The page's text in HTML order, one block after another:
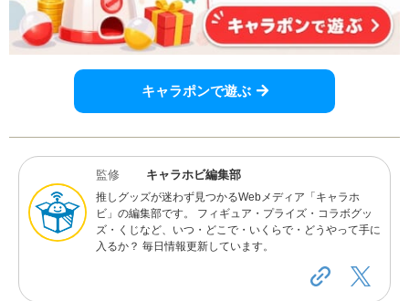
キャラポンで遊ぶ
監修 キャラホビ編集部
推しグッズが迷わず見つかるWebメディア「キャラホ
ビ」の編集部です。 フィギュア・プライズ・コラボグッ
ズ・くじなど、いつ・どこで・いくらで・どうやって手に
入るか？ 毎日情報更新しています。